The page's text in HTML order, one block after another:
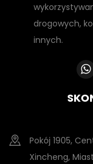
drogowych,
innych.
Pokój 1905,
Xincheng,